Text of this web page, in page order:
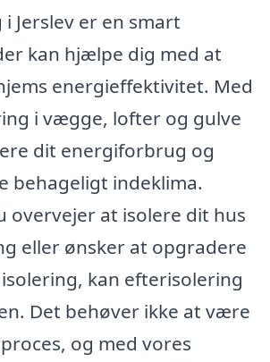
Jerslev er en smart
kan hjælpe dig med at
energieffektivitet. Med
i vægge, lofter og gulve
dit energiforbrug og
behageligt indeklima.
overvejer at isolere dit hus
eller ønsker at opgradere
kan efterisolering
Det behøver ikke at være
og med vores